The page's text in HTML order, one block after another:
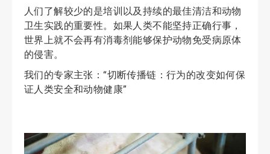
人们了解较少的是培训以及持续的最佳清洁和动物
卫生实践的重要性。如果人类不能坚持正确行事，
世界上就不会再有消毒剂能够保护动物免受病原体
的侵害。
我们的专家主张：“切断传播链：行为的改变如何保
证人类安全和动物健康”